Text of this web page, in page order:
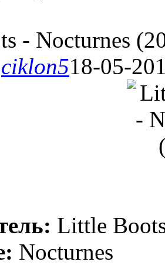
- Nocturnes
ciklon518-05-
Little
Nocturnes